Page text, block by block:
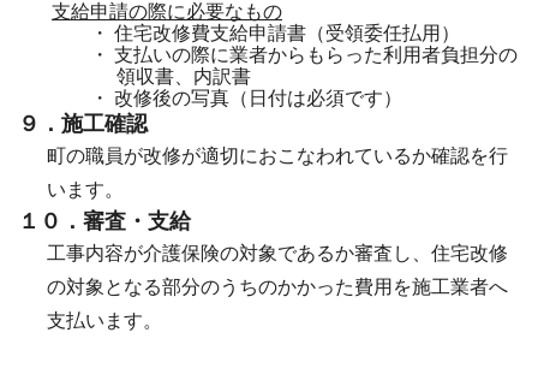
支給申請の際に必要なもの
・ 住宅改修費支給申請書（受領委任払用）
・ 支払いの際に業者からもらった利用者負担分の
領収書、内訳書
・ 改修後の写真（日付は必須です）
９．施工確認
町の職員が改修が適切におこなわれているか確認を行
います。
１０．審査・支給
工事内容が介護保険の対象であるか審査し、住宅改修
の対象となる部分のうちのかかった費用を施工業者へ
支払います。